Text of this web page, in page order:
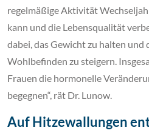
regelmäßige Aktivität
kann und die Lebensqualität
dabei, das Gewicht zu halten und
Wohlbefinden zu steigern.
Frauen die hormonelle
begegnen“, rät Dr. Lunow.
Auf Hitzewallungen